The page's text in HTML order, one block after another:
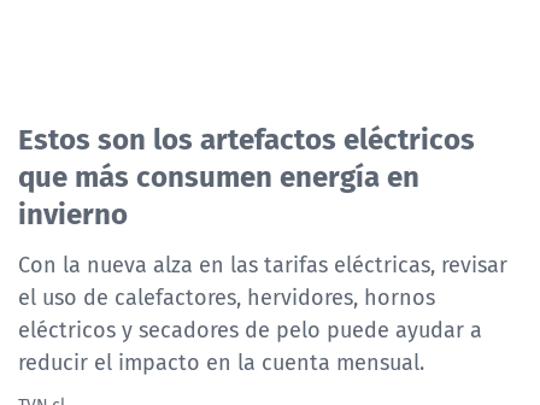
Estos son los artefactos eléctricos
que más consumen energía en
invierno
Con la nueva alza en las tarifas eléctricas, revisar
el uso de calefactores, hervidores, hornos
eléctricos y secadores de pelo puede ayudar a
reducir el impacto en la cuenta mensual.